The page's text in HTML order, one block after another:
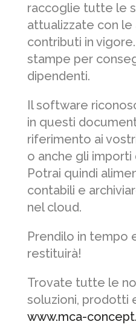
raccoglie tutte le
attualizzate con
contributi in
stampe per
dipendenti.
Il software
in questi
riferimento ai
o anche gli
Potrai quindi
contabili e
nel cloud.
Prendilo in tempo
restituirà!
Trovate tutte le
soluzioni, prodotti
www.mca-